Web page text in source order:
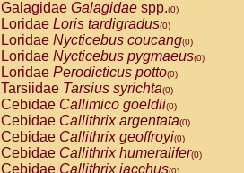
AtelidaeAtelesspp.(0)
Atelidae Lagothrix lagothricha
AtelidaeLagothrix lagothricha cana
PitheciidaeCacajao calvus
PitheciidaeCallicebus cupreus
PitheciidaeCallicebus donacophilus
PitheciidaeCallicebus moloch
PitheciidaeCallicebus torquatus
PitheciidaeCallicebusspp.(0)
PitheciidaeChiropotes satanas(0)
PitheciidaePithecia monachus
Galagidae Galagidae spp.(0)
Loridae Loris tardigradus(0)
Loridae Nycticebus coucang(0)
Loridae Nycticebus pygmaeus(0)
Loridae Perodicticus potto(0)
Tarsiidae Tarsius syrichta(0)
Cebidae Callimico goeldii(0)
Cebidae Callithrix argentata(0)
Cebidae Callithrix geoffroyi(0)
Cebidae Callithrix humeralifer(0)
Cebidae Callithrix jacchus(0)